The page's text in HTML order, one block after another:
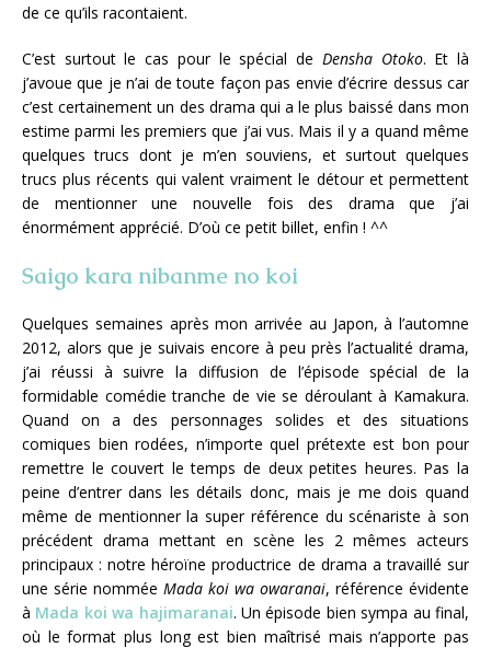
de ce qu’ils racontaient.
C’est surtout le cas pour le spécial de Densha Otoko. Et là
j’avoue que je n’ai de toute façon pas envie d’écrire dessus car
c’est certainement un des drama qui a le plus baissé dans mon
estime parmi les premiers que j’ai vus. Mais il y a quand même
quelques trucs dont je m’en souviens, et surtout quelques
trucs plus récents qui valent vraiment le détour et permettent
de mentionner une nouvelle fois des drama que j’ai
énormément apprécié. D’où ce petit billet, enfin ! ^^
Saigo kara nibanme no koi
Quelques semaines après mon arrivée au Japon, à l’automne
2012, alors que je suivais encore à peu près l’actualité drama,
j’ai réussi à suivre la diffusion de l’épisode spécial de la
formidable comédie tranche de vie se déroulant à Kamakura.
Quand on a des personnages solides et des situations
comiques bien rodées, n’importe quel prétexte est bon pour
remettre le couvert le temps de deux petites heures. Pas la
peine d’entrer dans les détails donc, mais je me dois quand
même de mentionner la super référence du scénariste à son
précédent drama mettant en scène les 2 mêmes acteurs
principaux : notre héroïne productrice de drama a travaillé sur
une série nommée Mada koi wa owaranai, référence évidente
à Mada koi wa hajimaranai. Un épisode bien sympa au final,
où le format plus long est bien maîtrisé mais n’apporte pas